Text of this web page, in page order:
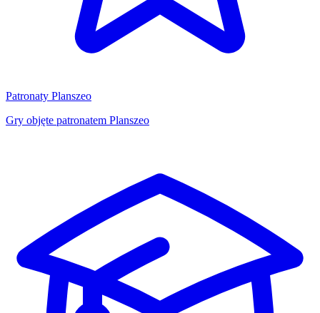
Patronaty Planszeo
Gry objęte patronatem Planszeo